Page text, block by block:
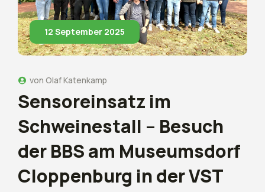
12 September 2025
von Olaf Katenkamp
Sensoreinsatz im
Schweinestall – Besuch
der BBS am Museumsdorf
Cloppenburg in der VST